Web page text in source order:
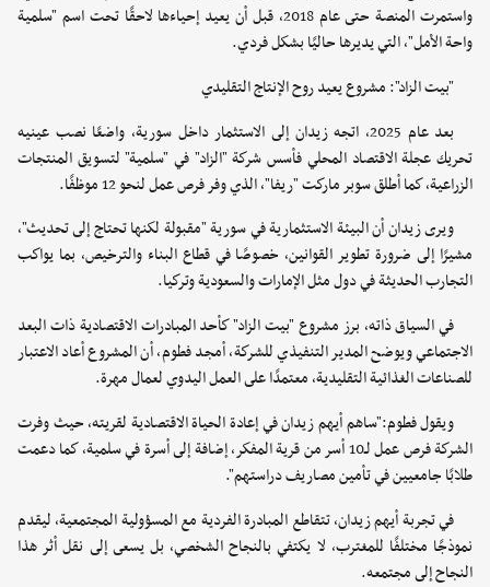
واستمرت المنصة حتى عام 2018، قبل أن يعيد إحياءها لاحقًا تحت اسم "سلمية
واحة الأمل"، التي يديرها حاليًا بشكل فردي.
"بيت الزاد": مشروع يعيد روح الإنتاج التقليدي
بعد عام 2025، اتجه زيدان إلى الاستثمار داخل سورية، واضعًا نصب عينيه
تحريك عجلة الاقتصاد المحلي فأسس شركة "الزاد" في "سلمية" لتسويق المنتجات
الزراعية، كما أطلق سوبر ماركت "ريفا"، الذي وفر فرص عمل لنحو 12 موظفًا.
ويرى زيدان أن البيئة الاستثمارية في سورية "مقبولة لكنها تحتاج إلى تحديث"،
مشيرًا إلى ضرورة تطوير القوانين، خصوصًا في قطاع البناء والترخيص، بما يواكب
التجارب الحديثة في دول مثل الإمارات والسعودية وتركيا.
في السياق ذاته، برز مشروع "بيت الزاد" كأحد المبادرات الاقتصادية ذات البعد
الاجتماعي ويوضح المدير التنفيذي للشركة، أمجد فطوم، أن المشروع أعاد الاعتبار
للصناعات الغذائية التقليدية، معتمدًا على العمل اليدوي لعمال مهرة.
ويقول فطوم:"ساهم أيهم زيدان في إعادة الحياة الاقتصادية لقريته، حيث وفرت
الشركة فرص عمل لـ10 أسر من قرية المفكر، إضافة إلى أسرة في سلمية، كما دعمت
طلابًا جامعيين في تأمين مصاريف دراستهم".
في تجربة أيهم زيدان، تتقاطع المبادرة الفردية مع المسؤولية المجتمعية، ليقدم
نموذجًا مختلفًا للمغترب، لا يكتفي بالنجاح الشخصي، بل يسعى إلى نقل أثر هذا
النجاح إلى مجتمعه.